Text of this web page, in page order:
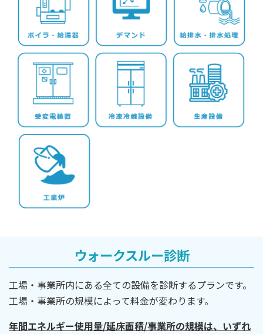
ウォークスルー診断
工場・事業所内にある全ての設備を診断するプランです。
工場・事業所の規模によって料金が変わります。
年間エネルギー使用量/延床面積/事業所の規模は、いずれ